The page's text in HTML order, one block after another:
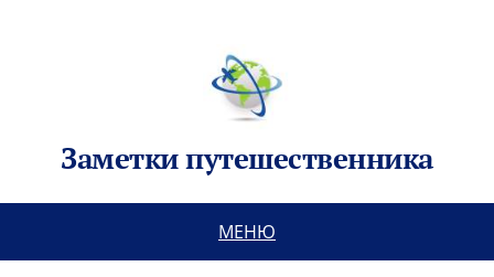
Заметки путешественника
МЕНЮ